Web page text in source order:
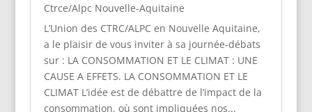
Ctrce/Alpc Nouvelle-Aquitaine
L’Union des CTRC/ALPC en Nouvelle Aquitaine,
a le plaisir de vous inviter à sa journée-débats
sur : LA CONSOMMATION ET LE CLIMAT : UNE
CAUSE A EFFETS. LA CONSOMMATION ET LE
CLIMAT L’idée est de débattre de l’impact de la
consommation, où sont impliquées nos...